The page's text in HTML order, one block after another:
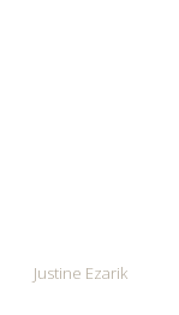
Justine Ezarik